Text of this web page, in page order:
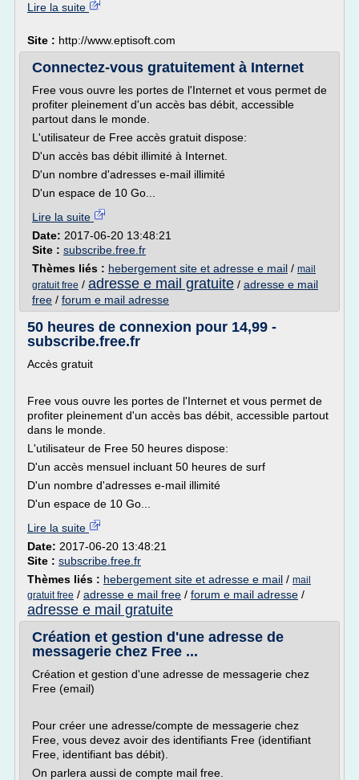
Lire la suite
Site : http://www.eptisoft.com
Connectez-vous gratuitement à Internet
Free vous ouvre les portes de l'Internet et vous permet de
profiter pleinement d'un accès bas débit, accessible
partout dans le monde.
L'utilisateur de Free accès gratuit dispose:
D'un accès bas débit illimité à Internet.
D'un nombre d'adresses e-mail illimité
D'un espace de 10 Go...
Lire la suite
Date: 2017-06-20 13:48:21
Site : subscribe.free.fr
Thèmes liés : hebergement site et adresse e mail / mail
gratuit free / adresse e mail gratuite / adresse e mail
free / forum e mail adresse
50 heures de connexion pour 14,99 -
subscribe.free.fr
Accès gratuit
Free vous ouvre les portes de l'Internet et vous permet de
profiter pleinement d'un accès bas débit, accessible partout
dans le monde.
L'utilisateur de Free 50 heures dispose:
D'un accès mensuel incluant 50 heures de surf
D'un nombre d'adresses e-mail illimité
D'un espace de 10 Go...
Lire la suite
Date: 2017-06-20 13:48:21
Site : subscribe.free.fr
Thèmes liés : hebergement site et adresse e mail / mail
gratuit free / adresse e mail free / forum e mail adresse /
adresse e mail gratuite
Création et gestion d'une adresse de
messagerie chez Free ...
Création et gestion d'une adresse de messagerie chez
Free (email)
Pour créer une adresse/compte de messagerie chez
Free, vous devez avoir des identifiants Free (identifiant
Free, identifiant bas débit).
On parlera aussi de compte mail free.